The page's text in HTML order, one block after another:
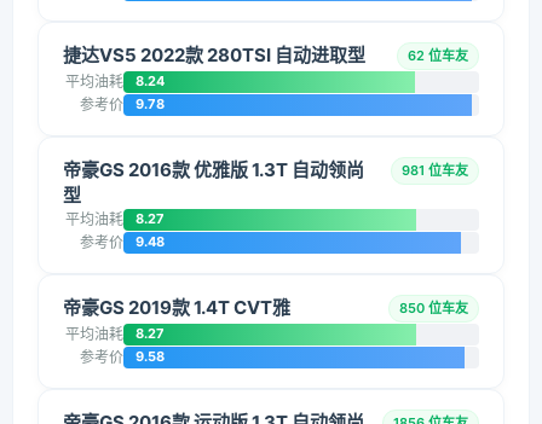
捷达VS5 2022款 280TSI 自动进取型 62 位车友
平均油耗 8.24
参考价 9.78
帝豪GS 2016款 优雅版 1.3T 自动领尚
型
981 位车友
平均油耗 8.27
参考价 9.48
帝豪GS 2019款 1.4T CVT雅 850 位车友
平均油耗 8.27
参考价 9.58